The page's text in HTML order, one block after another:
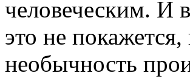
человеческим. И
это не
необычность